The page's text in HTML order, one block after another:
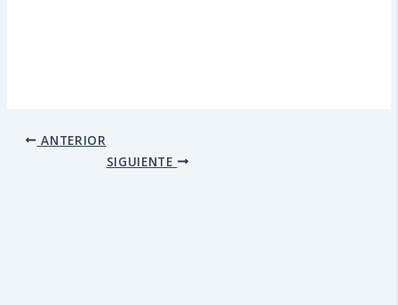
ANTERIOR
SIGUIENTE